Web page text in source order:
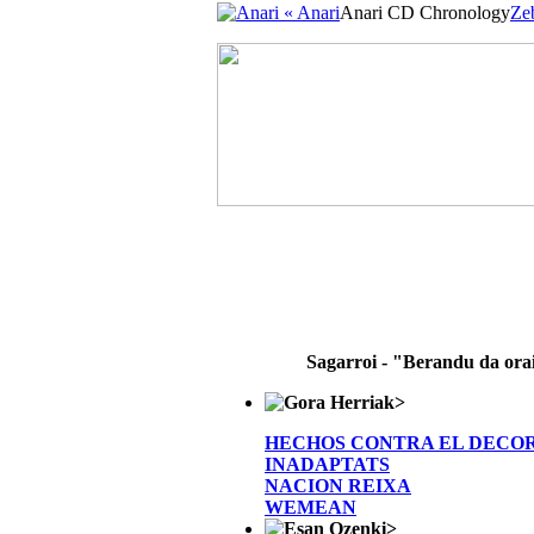
« AnariAnari CD Chronology
Sagarroi - "Berandu da
>
HECHOS CONTRA EL
INADAPTATS
NACION REIXA
WEMEAN
>